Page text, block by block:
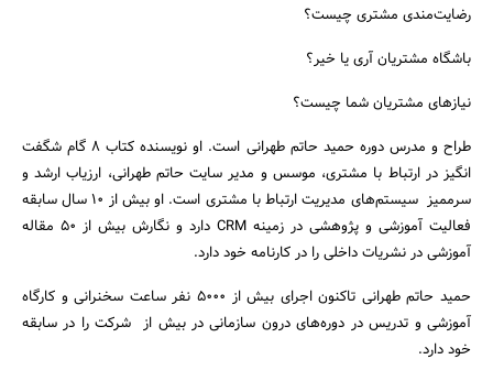
رضایت‌مندی مشتری چیست؟
باشگاه مشتریان آری یا خیر؟
نیازهای مشتریان شما چیست؟
طراح و مدرس دوره حمید حاتم طهرانی است. او نویسنده کتاب 8 گام شگفت
انگیز در ارتباط با مشتری، موسس و مدیر سایت حاتم طهرانی، ارزیاب ارشد و
سرممیز سیستم‌های مدیریت ارتباط با مشتری است. او بیش از 10 سال سابقه
فعالیت آموزشی و پژوهشی در زمینه CRM دارد و نگارش بیش از 50 مقاله
آموزشی در نشریات داخلی را در کارنامه خود دارد.
حمید حاتم طهرانی تاکنون اجرای بیش از 5000 نفر ساعت سخنرانی و کارگاه
آموزشی و تدریس در دوره‌های درون سازمانی در بیش از شرکت را در سابقه
خود دارد.